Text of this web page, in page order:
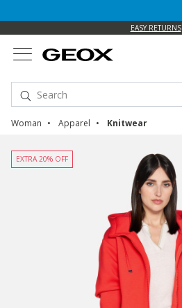
EASY RETURNS
Woman Apparel Knitwear
EXTRA 20% OFF